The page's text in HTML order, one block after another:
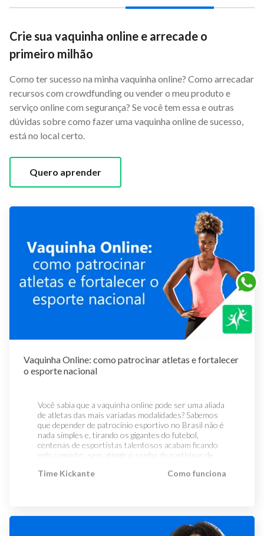
Crie sua vaquinha online e arrecade o
primeiro milhão
Como ter sucesso na minha vaquinha online? Como arrecadar
recursos com crowdfunding ou vender o meu produto e
serviço online com segurança? Se você tem essa e outras
dúvidas sobre como fazer uma vaquinha online de sucesso,
está no local certo.
Quero aprender
Vaquinha Online: como patrocinar atletas e fortalecer
o esporte nacional
Você sabia que a vaquinha online pode ser uma aliada
de atletas das mais variadas modalidades? Sabemos
que depender de patrocínio esportivo no Brasil não é
nada simples e, tirando os gigantes do futebol,
centenas de esportistas talentosos acabam ficando
pelo caminho, sem atingir o sonho de participar de
entender como fazer uma vaquinha pode ser o
estão enfrentando o desafio de conseguir recursos
para seguir com os treinos, tão necessários para os
Time Kickante Como funciona